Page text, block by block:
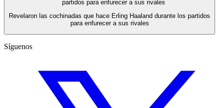
Revelaron las cochinadas que hace Erling Haaland durante los partidos
para enfurecer a sus rivales
Síguenos